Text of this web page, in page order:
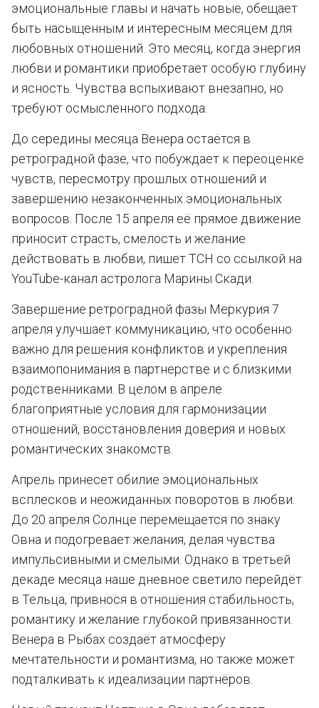
эмоциональные главы и начать новые, обещает
быть насыщенным и интересным месяцем для
любовных отношений. Это месяц, когда энергия
любви и романтики приобретает особую глубину
и ясность. Чувства вспыхивают внезапно, но
требуют осмысленного подхода.
До середины месяца Венера остаётся в
ретроградной фазе, что побуждает к переоценке
чувств, пересмотру прошлых отношений и
завершению незаконченных эмоциональных
вопросов. После 15 апреля её прямое движение
приносит страсть, смелость и желание
действовать в любви, пишет ТСН со ссылкой на
YouTube-канал астролога Марины Скади.
Завершение ретроградной фазы Меркурия 7
апреля улучшает коммуникацию, что особенно
важно для решения конфликтов и укрепления
взаимопонимания в партнерстве и с близкими
родственниками. В целом в апреле
благоприятные условия для гармонизации
отношений, восстановления доверия и новых
романтических знакомств.
Апрель принесет обилие эмоциональных
всплесков и неожиданных поворотов в любви.
До 20 апреля Солнце перемещается по знаку
Овна и подогревает желания, делая чувства
импульсивными и смелыми. Однако в третьей
декаде месяца наше дневное светило перейдёт
в Тельца, привнося в отношения стабильность,
романтику и желание глубокой привязанности.
Венера в Рыбах создаёт атмосферу
мечтательности и романтизма, но также может
подталкивать к идеализации партнёров.